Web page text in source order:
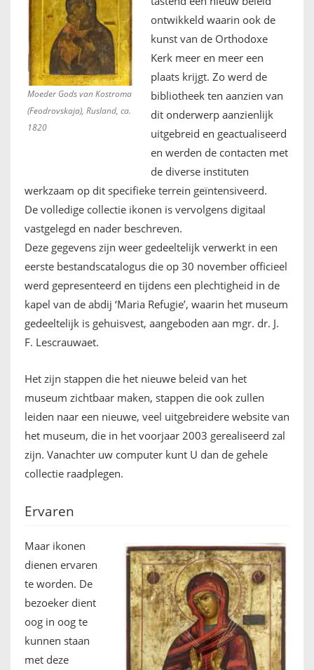
Moeder Gods van Kostroma
(Feodrovskaja), Rusland, ca.
1820
ontwikkeld waarin ook de
kunst van de Orthodoxe
Kerk meer en meer een
plaats krijgt. Zo werd de
bibliotheek ten aanzien van
dit onderwerp aanzienlijk
uitgebreid en geactualiseerd
en werden de contacten met
de diverse instituten
werkzaam op dit specifieke terrein geïntensiveerd.
De volledige collectie ikonen is vervolgens digitaal
vastgelegd en nader beschreven.
Deze gegevens zijn weer gedeeltelijk verwerkt in een
eerste bestandscatalogus die op 30 november officieel
werd gepresenteerd en tijdens een plechtigheid in de
kapel van de abdij ‘Maria Refugie’, waarin het museum
gedeeltelijk is gehuisvest, aangeboden aan mgr. dr. J.
F. Lescrauwaet.
Het zijn stappen die het nieuwe beleid van het
museum zichtbaar maken, stappen die ook zullen
leiden naar een nieuwe, veel uitgebreidere website van
het museum, die in het voorjaar 2003 gerealiseerd zal
zijn. Vanachter uw computer kunt U dan de gehele
collectie raadplegen.
Ervaren
Maar ikonen
dienen ervaren
te worden. De
bezoeker dient
oog in oog te
kunnen staan
met deze